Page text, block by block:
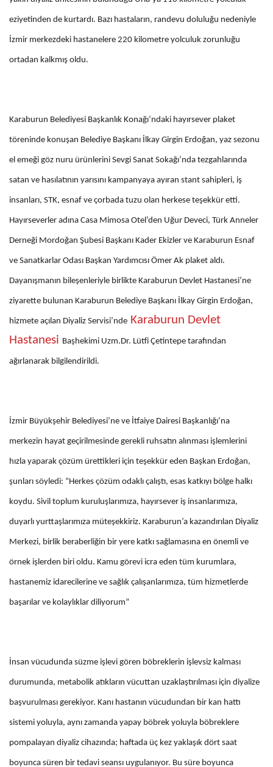
eziyetinden de kurtardı. Bazı hastaların, randevu doluluğu nedeniyle
İzmir merkezdeki hastanelere 220 kilometre yolculuk zorunluğu
ortadan kalkmış oldu.
Karaburun Belediyesi Başkanlık Konağı’ndaki hayırsever plaket
töreninde konuşan Belediye Başkanı İlkay Girgin Erdoğan, yaz sezonu
el emeği göz nuru ürünlerini Sevgi Sanat Sokağı’nda tezgahlarında
satan ve hasılatının yarısını kampanyaya ayıran stant sahipleri, iş
insanları, STK, esnaf ve çorbada tuzu olan herkese teşekkür etti.
Hayırseverler adına Casa Mimosa Otel’den Uğur Deveci, Türk Anneler
Derneği Mordoğan Şubesi Başkanı Kader Ekizler ve Karaburun Esnaf
ve Sanatkarlar Odası Başkan Yardımcısı Ömer Ak plaket aldı.
Dayanışmanın bileşenleriyle birlikte Karaburun Devlet Hastanesi’ne
ziyarette bulunan Karaburun Belediye Başkanı İlkay Girgin Erdoğan,
hizmete açılan Diyaliz Servisi’nde Karaburun Devlet
Hastanesi Başhekimi Uzm.Dr. Lütfi Çetintepe tarafından
ağırlanarak bilgilendirildi.
İzmir Büyükşehir Belediyesi’ne ve İtfaiye Dairesi Başkanlığı’na
merkezin hayat geçirilmesinde gerekli ruhsatın alınması işlemlerini
hızla yaparak çözüm ürettikleri için teşekkür eden Başkan Erdoğan,
şunları söyledi: “Herkes çözüm odaklı çalıştı, esas katkıyı bölge halkı
koydu. Sivil toplum kuruluşlarımıza, hayırsever iş insanlarımıza,
duyarlı yurttaşlarımıza müteşekkiriz. Karaburun’a kazandırılan Diyaliz
Merkezi, birlik beraberliğin bir yere katkı sağlamasına en önemli ve
örnek işlerden biri oldu. Kamu görevi icra eden tüm kurumlara,
hastanemiz idarecilerine ve sağlık çalışanlarımıza, tüm hizmetlerde
başarılar ve kolaylıklar diliyorum”
İnsan vücudunda süzme işlevi gören böbreklerin işlevsiz kalması
durumunda, metabolik atıkların vücuttan uzaklaştırılması için diyalize
başvurulması gerekiyor. Kanı hastanın vücudundan bir kan hattı
sistemi yoluyla, aynı zamanda yapay böbrek yoluyla böbreklere
pompalayan diyaliz cihazında; haftada üç kez yaklaşık dört saat
boyunca süren bir tedavi seansı uygulanıyor. Bu süre boyunca